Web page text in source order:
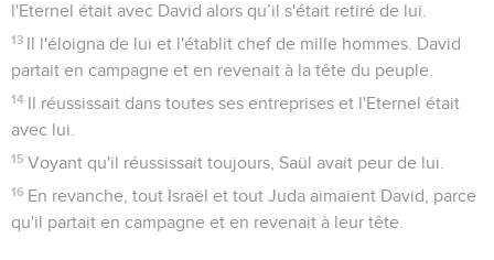
l'Eternel était avec David alors qu’il s'était retiré de lui.
13 Il l'éloigna de lui et l'établit chef de mille hommes. David
partait en campagne et en revenait à la tête du peuple.
14 Il réussissait dans toutes ses entreprises et l'Eternel était
avec lui.
15 Voyant qu'il réussissait toujours, Saül avait peur de lui.
16 En revanche, tout Israël et tout Juda aimaient David, parce
qu'il partait en campagne et en revenait à leur tête.